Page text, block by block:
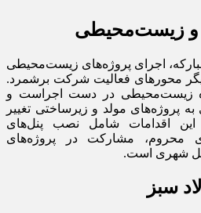
و زیست‌محیطی
اجرای پروژه‌های زیست‌محیطی
محورهای فعالیت شرکت برشمرد.
حدود ۳۰ پروژه زیست‌محیطی در دست اجراست و
پروژه‌های مولد و زیرساختی تغییر
این اقدامات شامل نصب پنل‌های
محروم، مشارکت در پروژه‌های
شهری است.
سبز